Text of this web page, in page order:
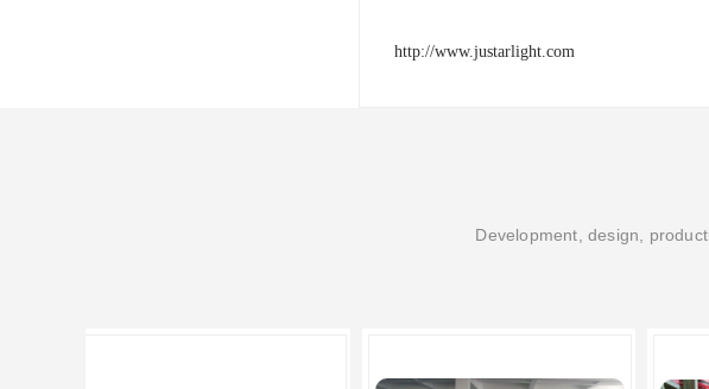
http://www.justarlight.com
Development, design,